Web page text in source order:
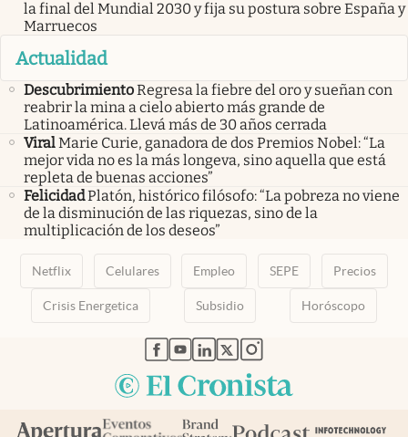
la final del Mundial 2030 y fija su postura sobre España y
Marruecos
Actualidad
DescubrimientoRegresa la fiebre del oro y sueñan con
reabrir la mina a cielo abierto más grande de
Latinoamérica. Llevá más de 30 años cerrada
ViralMarie Curie, ganadora de dos Premios Nobel: “La
mejor vida no es la más longeva, sino aquella que está
repleta de buenas acciones”
FelicidadPlatón, histórico filósofo: “La pobreza no viene
de la disminución de las riquezas, sino de la
multiplicación de los deseos”
Netflix Celulares Empleo SEPE Precios
Crisis Energetica Subsidio Horóscopo
abre en nueva pestaña
abre en nueva pestaña
abre en nueva pestaña
abre en nueva pestaña
abre en nueva pestaña